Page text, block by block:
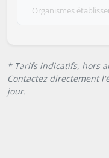
Organismes
* Tarifs indicatifs, hors
Contactez directement
jour.